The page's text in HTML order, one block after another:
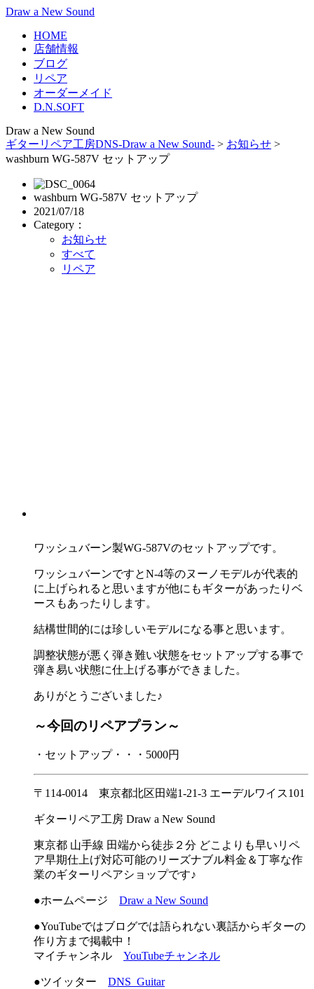
Draw a New Sound
HOME
店舗情報
ブログ
リペア
オーダーメイド
D.N.SOFT
Draw a New Sound
ギターリペア工房DNS-Draw a New Sound- > お知らせ >
washburn WG-587V セットアップ
washburn WG-587V セットアップ
2021/07/18
Category：
お知らせ
すべて
リペア
ワッシュバーン製WG-587Vのセットアップです。
ワッシュバーンですとN-4等のヌーノモデルが代表的
に上げられると思いますが他にもギターがあったりベ
ースもあったりします。
結構世間的には珍しいモデルになる事と思います。
調整状態が悪く弾き難い状態をセットアップする事で
弾き易い状態に仕上げる事ができました。
ありがとうございました♪
～今回のリペアプラン～
・セットアップ・・・5000円
〒114-0014 東京都北区田端1-21-3 エーデルワイス101
ギターリペア工房 Draw a New Sound
東京都 山手線 田端から徒歩２分 どこよりも早いリペ
ア早期仕上げ対応可能のリーズナブル料金＆丁寧な作
業のギターリペアショップです♪
●ホームページ Draw a New Sound
●YouTubeではブログでは語られない裏話からギターの
作り方まで掲載中！
マイチャンネル YouTubeチャンネル
●ツイッター DNS_Guitar